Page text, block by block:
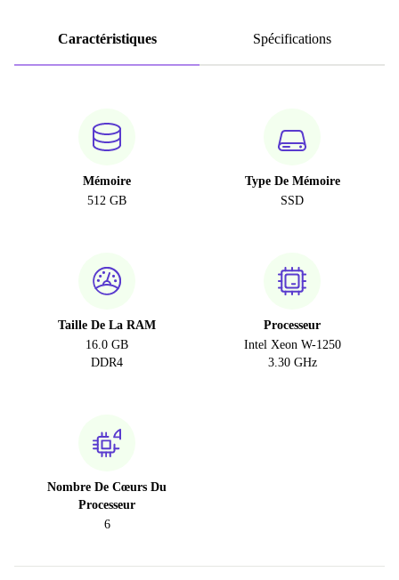
Caractéristiques Spécifications
Mémoire
512 GB
Type De Mémoire
SSD
Taille De La RAM
16.0 GB
DDR4
Processeur
Intel Xeon W-1250
3.30 GHz
Nombre De Cœurs Du
Processeur
6